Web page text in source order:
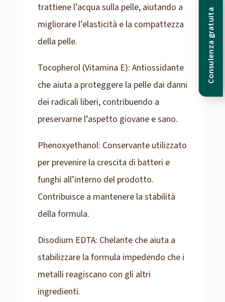
trattiene l’acqua sulla pelle, aiutando a
migliorare l’elasticità e la compattezza
della pelle.
Tocopherol (Vitamina E): Antiossidante
che aiuta a proteggere la pelle dai danni
dei radicali liberi, contribuendo a
preservarne l’aspetto giovane e sano.
Phenoxyethanol: Conservante utilizzato
per prevenire la crescita di batteri e
funghi all’interno del prodotto.
Contribuisce a mantenere la stabilità
della formula.
Disodium EDTA: Chelante che aiuta a
stabilizzare la formula impedendo che i
metalli reagiscano con gli altri
ingredienti.
Consulenza gratuita